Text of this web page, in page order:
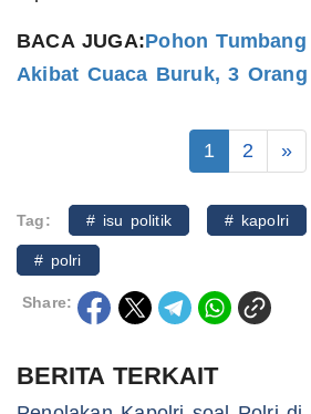
BACA JUGA:Pohon
Akibat Cuaca Buruk, 3
1 2 »
Tag: # isu politik # kapolri
# polri
Share:
BERITA TERKAIT